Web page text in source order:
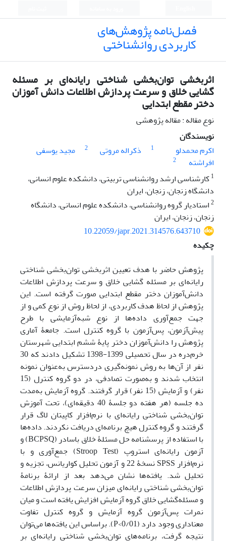
فصل‌نامه پژوهش‌های
کاربردی روانشناختی
اثربخشی توان‌بخشی شناختی رایانه‌ای بر مسئله
گشایی خلاق و سرعت پردازش اطلاعات دانش آموزان
دختر مقطع ابتدایی
نوع مقاله : مقاله پژوهشی
نویسندگان
اکرم محمدلو
1 ذکراله مروتی 2
مجید یوسفی
افراشته
2
1کارشناسی ارشد روانشناسی تربیتی، دانشکده علوم انسانی،
دانشگاه زنجان، زنجان، ایران
2استادیار گروه روانشناسی، دانشکده علوم انسانی، دانشگاه
زنجان، زنجان، ایران
10.22059/japr.2021.314576.643710
چکیده
پژوهش حاضر با هدف تعیین اثربخشی توان‌بخشی شناختی
رایانه‌ای بر مسئله گشایی خلاق و سرعت پردازش اطلاعات
دانش‌آموزان دختر مقطع ابتدایی صورت گرفته است. این
پژوهش از لحاظ هدف کاربردی، از لحاظ روش از نوع کمی و از
جهت جمع‌آوری داده‌ها از نوع شبه‌آزمایشی با طرح
پیش‌آزمون، پس‌آزمون با گروه کنترل است. جامعۀ آماری
پژوهش را دانش‌آموزان دختر پایۀ ششم ابتدایی شهرستان
خرم‌دره در سال تحصیلی 1399-1398 تشکیل ‌دادند که 30
نفر از آن‌ها به روش نمونه‌گیری دردسترس به‌عنوان نمونه
انتخاب شدند و به‌صورت تصادفی، در دو گروه کنترل (15
نفر) و آزمایش (15 نفر) قرار گرفتند. گروه آزمایش به‌مدت
ده جلسه (هر هفته دو جلسۀ 40 دقیقه‌ای)، تحت آموزش
توان‌بخشی شناختی رایانه‌ای با نرم‌افزار کاپیتان لاگ قرار
گرفتند و گروه کنترل هیچ برنامه‌ای دریافت نکردند. داده‌ها
با استفاده از پرسشنامه حل مسئلۀ خلاق باسادر (BCPSQ) و
آزمون رایانه‌ای استروپ (Stroop Test) جمع‌آوری و با
نرم‌افزار SPSS نسخۀ 22 و آزمون تحلیل کواریانس، تجزیه ‌و
تحلیل شد. یافته‌ها نشان می‌دهد بعد از ارائۀ برنامۀ
توان‌بخشی شناختی رایانه‌ای میزان سرعت پردازش اطلاعات
و مسئله‌گشایی خلاق گروه آزمایش افزایش ‌یافته است و میان
نمرات پس‌آزمون گروه آزمایش و گروه کنترل تفاوت
معناداری وجود دارد (P<0/01). براساس این یافته‌ها می‌توان
نتیجه گرفت، برنامه‌های توا‌ن‌بخشی شناختی رایانه‌ای بر